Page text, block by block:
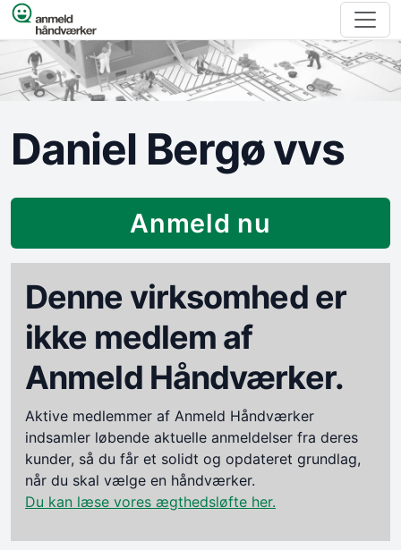
Spring til indhold
Daniel Bergø vvs
Anmeld nu
Denne virksomhed er
ikke medlem af
Anmeld Håndværker.
Aktive medlemmer af Anmeld Håndværker
indsamler løbende aktuelle anmeldelser fra deres
kunder, så du får et solidt og opdateret grundlag,
når du skal vælge en håndværker.
Du kan læse vores ægthedsløfte her.